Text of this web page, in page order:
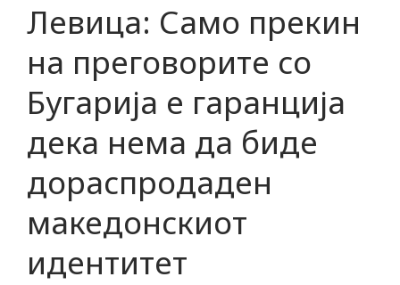
Левица: Само прекин
на преговорите со
Бугарија е гаранција
дека нема да биде
дораспродаден
македонскиот
идентитет